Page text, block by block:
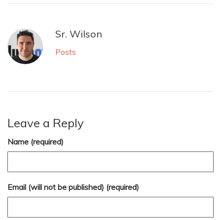
Sr. Wilson
Posts
Leave a Reply
Name (required)
Email (will not be published) (required)